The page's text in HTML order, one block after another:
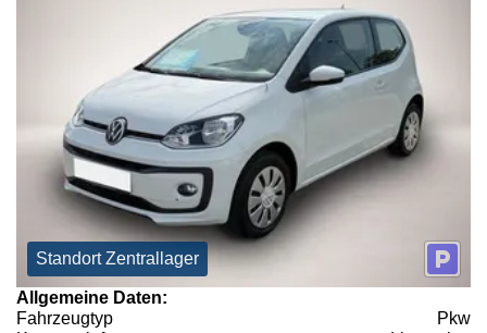
Standort Zentrallager
Allgemeine Daten:
Fahrzeugtyp
Pkw